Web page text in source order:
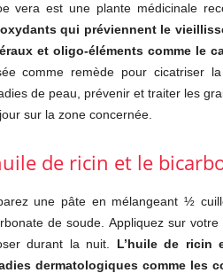
vera est une plante médicinale
qui préviennent le
et oligo-éléments comme le
comme remède pour cicatriser
de peau, prévenir et traiter les
sur la zone concernée.
de ricin et le
une pâte en mélangeant ½
de soude. Appliquez sur
durant la nuit. L’huile de ricin
dermatologiques comme les